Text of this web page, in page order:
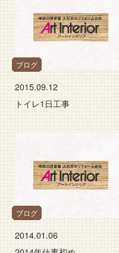
ブログ
2015.09.12
トイレ1日工事
ブログ
2014.01.06